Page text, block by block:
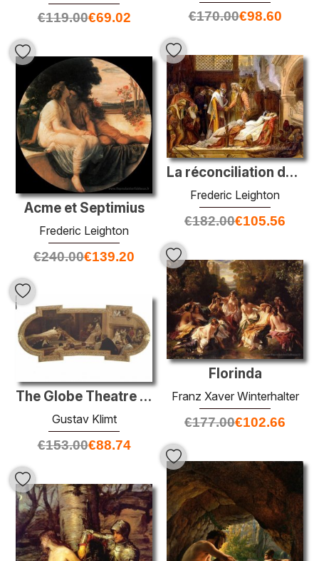
€119.00€69.02 €170.00€98.60
La réconciliation des Montagues et des Capulets
Frederic Leighton
€182.00€105.56
Acme et Septimius
Frederic Leighton
€240.00€139.20
Florinda
Franz Xaver Winterhalter
€177.00€102.66
The Globe Theatre à Londres
Gustav Klimt
€153.00€88.74